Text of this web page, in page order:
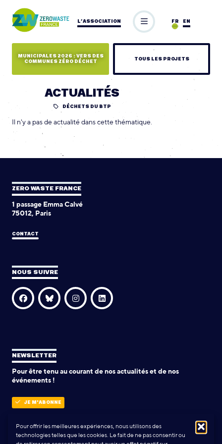
Pour offrir les meilleures expériences, nous utilisons des
technologies telles que les cookies. Le fait de ne pas consentir ou
L’ASSOCIATION EN
FR
MUNICIPALES 2026 : VERS DES
COMMUNES ZÉRO DÉCHET
TOUS LES PROJETS
ACTUALITÉS
DÉCHETS DU BTP
Il n'y a pas de actualité dans cette thématique.
ZERO WASTE FRANCE
1 passage Emma Calvé
75012, Paris
CONTACT
NOUS SUIVRE
NEWSLETTER
Pour être tenu au courant de nos actualités et de nos
événements !
JE M'ABONNE
POLITIQUE DE CONFIDENTIALITÉ